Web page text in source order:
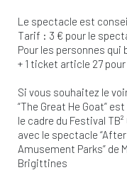
Le spectacle est
Tarif : 3 € pour le
Pour les personnes
+ 1 ticket article 27
Si vous souhaitez le
“The Great He Goat”
le cadre du Festival
avec le spectacle
Amusement Parks” de
Brigittines